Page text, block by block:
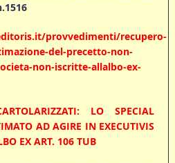
provvedimenti/recupero-
del-precetto-non-
non-iscritte-allalbo-ex-
LO SPECIAL
AD AGIRE IN EXECUTIVIS
EX ART. 106 TUB